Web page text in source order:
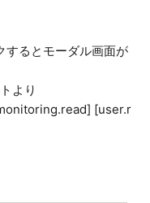
るとモーダル画面が
より
[user.r